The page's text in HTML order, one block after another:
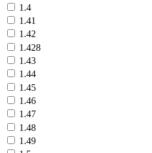
1.4
1.41
1.42
1.428
1.43
1.44
1.45
1.46
1.47
1.48
1.49